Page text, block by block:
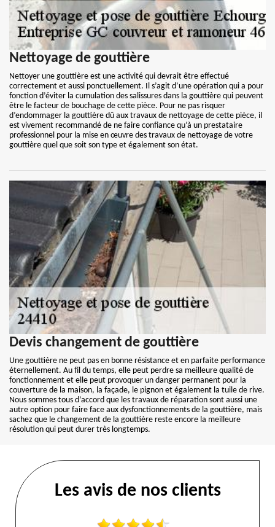
Nettoyage de gouttière
Nettoyer une gouttière est une activité qui devrait être effectué
correctement et aussi ponctuellement. Il s’agit d’une opération qui a pour
fonction d’éviter la cumulation des salissures dans la gouttière qui peuvent
être le facteur de bouchage de cette pièce. Pour ne pas risquer
d’endommager la gouttière dû aux travaux de nettoyage de cette pièce, il
est vivement recommandé de ne faire confiance qu’à un prestataire
professionnel pour la mise en œuvre des travaux de nettoyage de votre
gouttière quel que soit son type et également son état.
Devis changement de gouttière
Une gouttière ne peut pas en bonne résistance et en parfaite performance
éternellement. Au fil du temps, elle peut perdre sa meilleure qualité de
fonctionnement et elle peut provoquer un danger permanent pour la
couverture de la maison, la façade, le pignon et également la tuile de rive.
Nous sommes tous d’accord que les travaux de réparation sont aussi une
autre option pour faire face aux dysfonctionnements de la gouttière, mais
sachez que le changement de la gouttière reste encore la meilleure
résolution qui peut durer très longtemps.
Les avis de nos clients